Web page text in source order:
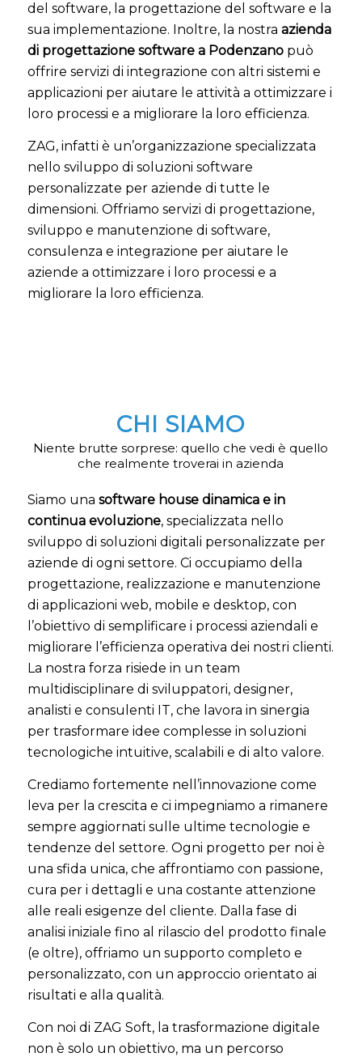
del software, la progettazione del software e la
sua implementazione. Inoltre, la nostra azienda
di progettazione software a Podenzanopuò
offrire servizi di integrazione con altri sistemi e
applicazioni per aiutare le attività a ottimizzare i
loro processi e a migliorare la loro efficienza.
ZAG, infatti è un’organizzazione specializzata
nello sviluppo di soluzioni software
personalizzate per aziende di tutte le
dimensioni. Offriamo servizi di progettazione,
sviluppo e manutenzione di software,
consulenza e integrazione per aiutare le
aziende a ottimizzare i loro processi e a
migliorare la loro efficienza.
CHI SIAMO
Niente brutte sorprese: quello che vedi è quello
che realmente troverai in azienda
Siamo una software house dinamica e in
continua evoluzione, specializzata nello
sviluppo di soluzioni digitali personalizzate per
aziende di ogni settore. Ci occupiamo della
progettazione, realizzazione e manutenzione
di applicazioni web, mobile e desktop, con
l’obiettivo di semplificare i processi aziendali e
migliorare l’efficienza operativa dei nostri clienti.
La nostra forza risiede in un team
multidisciplinare di sviluppatori, designer,
analisti e consulenti IT, che lavora in sinergia
per trasformare idee complesse in soluzioni
tecnologiche intuitive, scalabili e di alto valore.
Crediamo fortemente nell’innovazione come
leva per la crescita e ci impegniamo a rimanere
sempre aggiornati sulle ultime tecnologie e
tendenze del settore. Ogni progetto per noi è
una sfida unica, che affrontiamo con passione,
cura per i dettagli e una costante attenzione
alle reali esigenze del cliente. Dalla fase di
analisi iniziale fino al rilascio del prodotto finale
(e oltre), offriamo un supporto completo e
personalizzato, con un approccio orientato ai
risultati e alla qualità.
Con noi di ZAG Soft, la trasformazione digitale
non è solo un obiettivo, ma un percorso